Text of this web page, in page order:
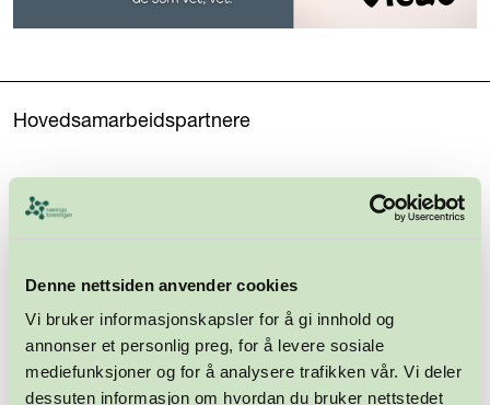
Denne nettsiden anvender cookies
Vi bruker informasjonskapsler for å gi innhold og
annonser et personlig preg, for å levere sosiale
mediefunksjoner og for å analysere trafikken vår. Vi deler
dessuten informasjon om hvordan du bruker nettstedet
Hovedsamarbeidspartnere